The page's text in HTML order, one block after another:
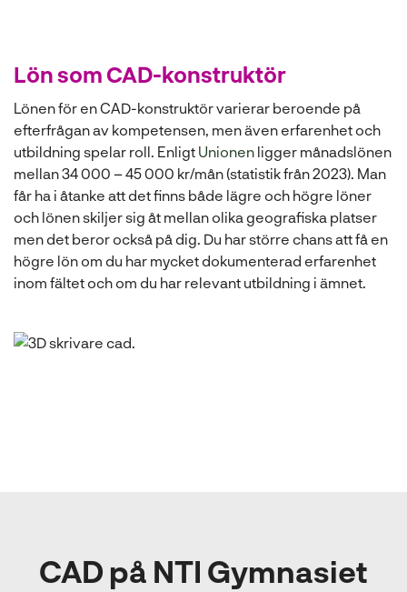
Lön som CAD-konstruktör
Lönen för en CAD-konstruktör varierar beroende på
efterfrågan av kompetensen, men även erfarenhet och
utbildning spelar roll. Enligt Unionen ligger månadslönen
mellan 34 000 – 45 000 kr/mån (statistik från 2023). Man
får ha i åtanke att det finns både lägre och högre löner
och lönen skiljer sig åt mellan olika geografiska platser
men det beror också på dig. Du har större chans att få en
högre lön om du har mycket dokumenterad erfarenhet
inom fältet och om du har relevant utbildning i ämnet.
CAD på NTI Gymnasiet